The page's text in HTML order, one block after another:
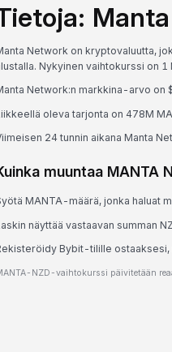
Network on kryptovaluutta,
Nykyinen vaihtokurssi on
Network:n markkina-arvo on
oleva tarjonta on 478M
24 tunnin aikana Manta
muuntaa MANTA
MANTA-määrä, jonka haluat
näyttää vastaavan summan
Bybit-tilille
NZD-vaihtokurssi päivitetään